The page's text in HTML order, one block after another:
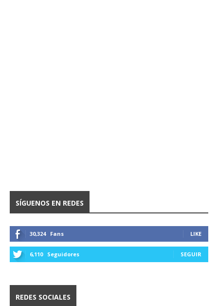
SÍGUENOS EN REDES
30,324 Fans LIKE
6,110 Seguidores SEGUIR
REDES SOCIALES